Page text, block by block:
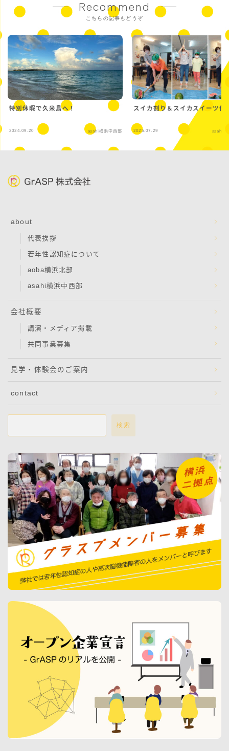
Recommend
こちらの記事もどうぞ
特別休暇で久米島へ！
2024.09.20 asahi横浜中西部
スイカ割り＆スイカスイーツ作
2025.07.29 asahi横
about
代表挨拶
若年性認知症について
aoba横浜北部
asahi横浜中西部
会社概要
講演・メディア掲載
共同事業募集
見学・体験会のご案内
contact
検索